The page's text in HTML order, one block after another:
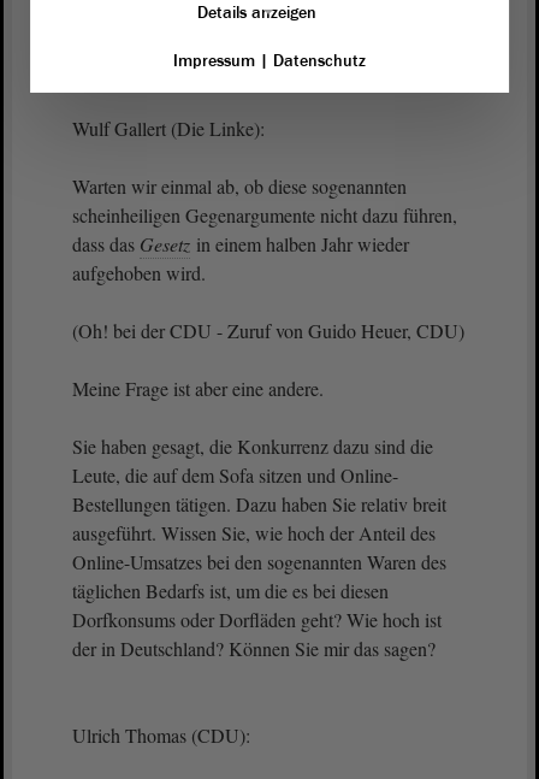
Wulf Gallert (Die Linke):
Warten wir einmal ab, ob diese sogenannten
scheinheiligen Gegenargumente nicht dazu führen,
dass das Gesetz in einem halben Jahr wieder
aufgehoben wird.
(Oh! bei der CDU - Zuruf von Guido Heuer, CDU)
Meine Frage ist aber eine andere.
Sie haben gesagt, die Konkurrenz dazu sind die
Leute, die auf dem Sofa sitzen und Online-
Bestellungen tätigen. Dazu haben Sie relativ breit
ausgeführt. Wissen Sie, wie hoch der Anteil des
Online-Umsatzes bei den sogenannten Waren des
täglichen Bedarfs ist, um die es bei diesen
Dorfkonsums oder Dorfläden geht? Wie hoch ist
der in Deutschland? Können Sie mir das sagen?
Ulrich Thomas (CDU):
Details anzeigen
Impressum| Datenschutz